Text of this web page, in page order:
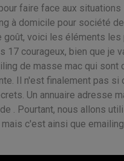
faire face aux situations
à domicile pour société
goût, voici les éléments
17 courageux, bien que
de masse mac qui
Il n'est finalement pas
Un annuaire adresse
. Pourtant, nous allons
c'est ainsi que